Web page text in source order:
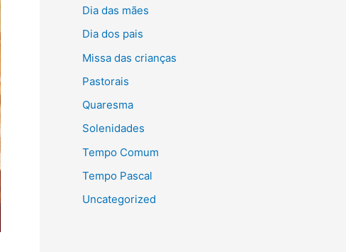
Dia das mães
Dia dos pais
Missa das crianças
Pastorais
Quaresma
Solenidades
Tempo Comum
Tempo Pascal
Uncategorized